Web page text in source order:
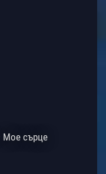
Мое сърце